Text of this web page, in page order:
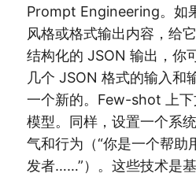
Prompt Engineering。如
风格或格式输出内容，给
结构化的 JSON 输出，你
几个 JSON 格式的输入和
一个新的。Few-shot 上
模型。同样，设置一个系
气和行为（“你是一个帮
发者……”）。这些技术是